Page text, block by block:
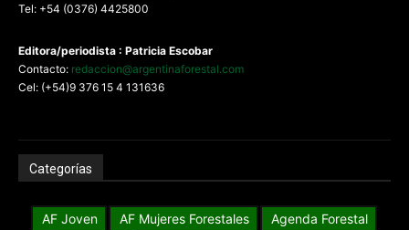
Tel: +54 (0376) 4425800
Editora/periodista : Patricia Escobar
Contacto: redaccion@argentinaforestal.com
Cel: (+54)9 376 15 4 131636
Categorías
AF Joven AF Mujeres Forestales
Agenda Forestal